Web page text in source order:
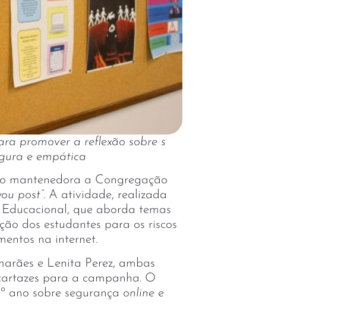
promover a reflexão sobre s
e empática
mantenedora a Congregação
post”. A atividade, realizada
que aborda temas
dos estudantes para os riscos
na internet.
e Lenita Perez, ambas
para a campanha. O
ano sobre segurança online e